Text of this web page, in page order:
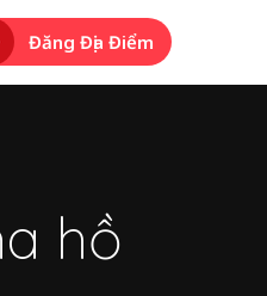
Đăng Địa Điểm
hồ